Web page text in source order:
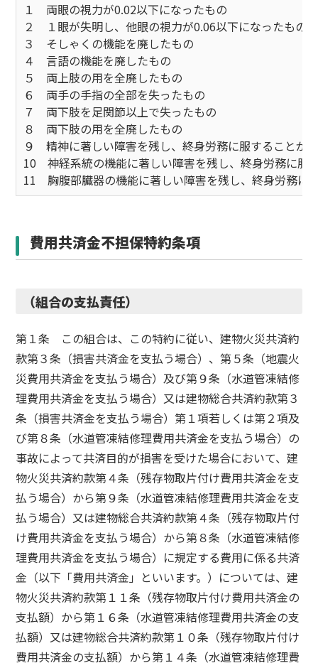
１ 両眼の視力が0.02以下になったもの
２ １眼が失明し、他眼の視力が0.06以下になったもの
３ そしゃくの機能を廃したもの
４ 言語の機能を廃したもの
５ 両上肢の用を全廃したもの
６ 両手の手指の全部を失ったもの
７ 両下肢を足関節以上で失ったもの
８ 両下肢の用を全廃したもの
９ 精神に著しい障害を残し、終身労務に服することが
10 神経系統の機能に著しい障害を残し、終身労務に服
11 胸腹部臓器の機能に著しい障害を残し、終身労務に
費用共済金不担保特約条項
（組合の支払責任）
第１条 この組合は、この特約に従い、建物火災共済約
款第３条（損害共済金を支払う場合）、第５条（地震火
災費用共済金を支払う場合）及び第９条（水道管凍結修
理費用共済金を支払う場合）又は建物総合共済約款第３
条（損害共済金を支払う場合）第１項若しくは第２項及
び第８条（水道管凍結修理費用共済金を支払う場合）の
事故によって共済目的が損害を受けた場合において、建
物火災共済約款第４条（残存物取片付け費用共済金を支
払う場合）から第９条（水道管凍結修理費用共済金を支
払う場合）又は建物総合共済約款第４条（残存物取片付
け費用共済金を支払う場合）から第８条（水道管凍結修
理費用共済金を支払う場合）に規定する費用に係る共済
金（以下「費用共済金」といいます。）については、建
物火災共済約款第１１条（残存物取片付け費用共済金の
支払額）から第１６条（水道管凍結修理費用共済金の支
払額）又は建物総合共済約款第１０条（残存物取片付け
費用共済金の支払額）から第１４条（水道管凍結修理費